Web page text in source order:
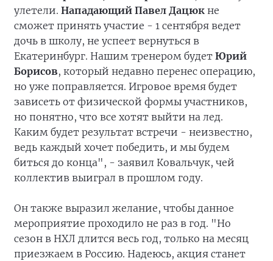
улетели. Нападающий Павел Дацюк не
сможет принять участие - 1 сентября ведет
дочь в школу, не успеет вернуться в
Екатеринбург. Нашим тренером будет Юрий
Борисов, который недавно перенес операцию,
но уже поправляется. Игровое время будет
зависеть от физической формы участников,
но понятно, что все хотят выйти на лед.
Каким будет результат встречи - неизвестно,
ведь каждый хочет победить, и мы будем
биться до конца", - заявил Ковальчук, чей
коллектив выиграл в прошлом году.
Он также выразил желание, чтобы данное
мероприятие проходило не раз в год. "Но
сезон в НХЛ длится весь год, только на месяц
приезжаем в Россию. Надеюсь, акция станет